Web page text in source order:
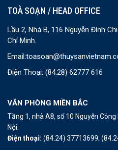
TOÀ SOẠN / HEAD OFFICE
Lầu 2, Nhà B, 116 Nguyễn Đình
Chí Minh.
Email:
Điện Thoại: (84.28) 62777 616
VĂN PHÒNG MIỀN BẮC
Tầng 1, nhà A8, số 10 Nguyễn
Nội.
Điện thoại: (84.24) 37713699;